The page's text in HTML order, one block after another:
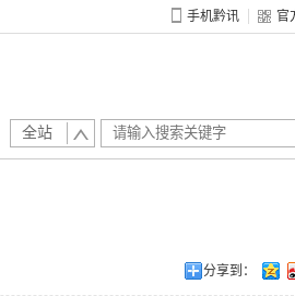
手机黔讯 官
全站
分享到：